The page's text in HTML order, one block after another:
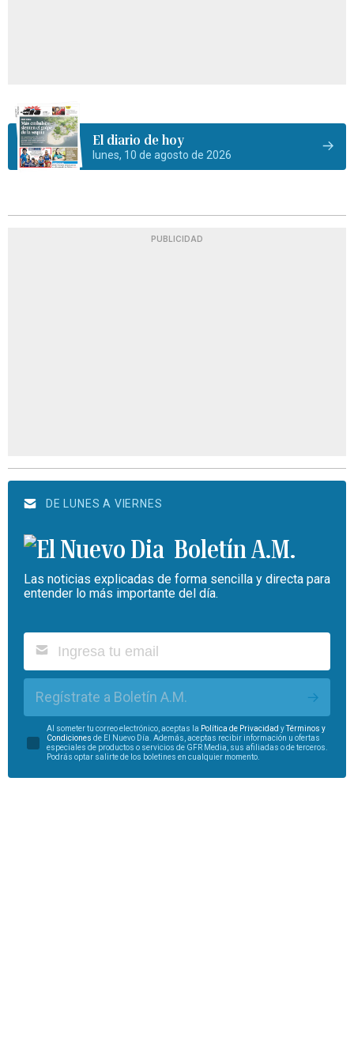
El diario de hoy
lunes, 10 de agosto de 2026
PUBLICIDAD
DE LUNES A VIERNES
Boletín A.M.
Las noticias explicadas de forma sencilla y directa para
entender lo más importante del día.
Regístrate a Boletín A.M.
Al someter tu correo electrónico, aceptas la Política de Privacidad yTérminos y
Condiciones de El Nuevo Día. Además, aceptas recibir información u ofertas
especiales de productos o servicios de GFR Media, sus afiliadas o de terceros.
Podrás optar salirte de los boletines en cualquier momento.